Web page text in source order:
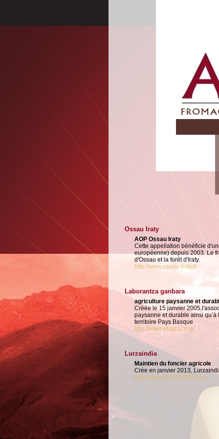
Ossau Iraty
AOP Ossau Iraty
Cette appellation bénéficie
européenne) depuis 2003. Le
d'Ossau et la forêt d'Iraty.
http://www.ossau-iraty.fr
Laborantza ganbara
agriculture paysanne et
Créée le 15 janvier
paysanne et durable ainsi
territoire Pays Basque
http://www.ehlgbai.org
Lurzaindia
Maintien du foncier agricole
Crée en janvier 2013,
http://www.LURZAINDIA.eu